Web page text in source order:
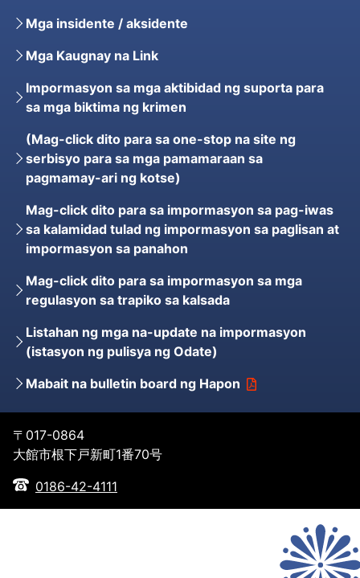
Mga insidente / aksidente
Mga Kaugnay na Link
Impormasyon sa mga aktibidad ng suporta para
sa mga biktima ng krimen
(Mag-click dito para sa one-stop na site ng
serbisyo para sa mga pamamaraan sa
pagmamay-ari ng kotse)
Mag-click dito para sa impormasyon sa pag-iwas
sa kalamidad tulad ng impormasyon sa paglisan at
impormasyon sa panahon
Mag-click dito para sa impormasyon sa mga
regulasyon sa trapiko sa kalsada
Listahan ng mga na-update na impormasyon
(istasyon ng pulisya ng Odate)
Mabait na bulletin board ng Hapon
〒017-0864
大館市根下戸新町1番70号
0186-42-4111